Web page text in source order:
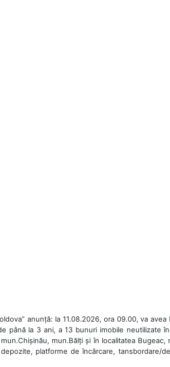
anunță: la 11.08.2026, ora 09.00, va
până la 3 ani, a 13 bunuri imobile neutilizate
mun.Bălți și în localitatea Bugeac,
platforme de încărcare, tansbordare/